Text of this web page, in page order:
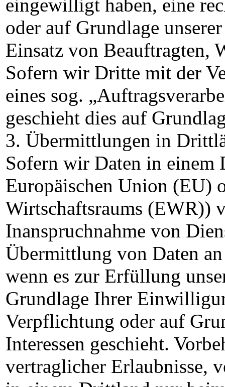
eingewilligt haben, eine
oder auf Grundlage
Einsatz von Beauftragten,
Sofern wir Dritte mit der
eines sog.
geschieht dies auf
3. Übermittlungen in
Sofern wir Daten in einem
Europäischen Union (EU)
Wirtschaftsraums (EWR))
Inanspruchnahme von
Übermittlung von Daten
wenn es zur Erfüllung
Grundlage Ihrer
Verpflichtung oder auf
Interessen geschieht.
vertraglicher Erlaubnisse,